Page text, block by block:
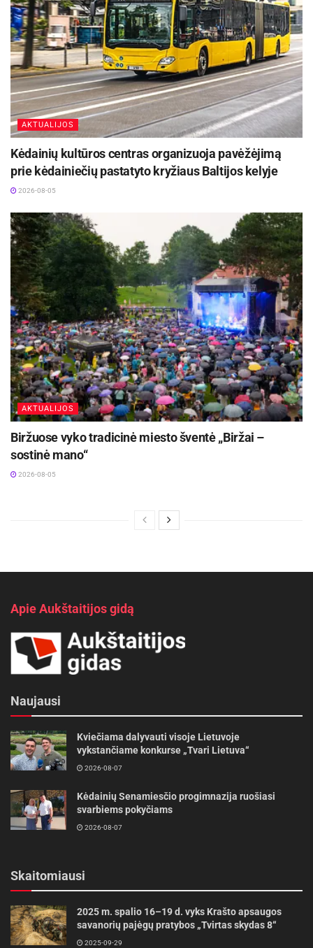
AKTUALIJOS
Kėdainių kultūros centras organizuoja pavėžėjimą
prie kėdainiečių pastatyto kryžiaus Baltijos kelyje
2026-08-05
AKTUALIJOS
Biržuose vyko tradicinė miesto šventė „Biržai –
sostinė mano“
2026-08-05
Apie Aukštaitijos gidą
Naujausi
Kviečiama dalyvauti visoje Lietuvoje
vykstančiame konkurse „Tvari Lietuva“
2026-08-07
Kėdainių Senamiesčio progimnazija ruošiasi
svarbiems pokyčiams
2026-08-07
Skaitomiausi
2025 m. spalio 16–19 d. vyks Krašto apsaugos
savanorių pajėgų pratybos „Tvirtas skydas 8“
2025-09-29